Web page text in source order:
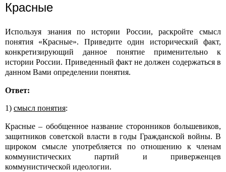
Красные
Используя знания по истории России, раскройте смысл
понятия «Красные». Приведите один исторический факт,
конкретизирующий данное понятие применительно к
истории России. Приведенный факт не должен содержаться в
данном Вами определении понятия.
Ответ:
1) смысл понятия:
Красные – обобщенное название сторонников большевиков,
защитников советской власти в годы Гражданской войны. В
щироком смысле употребляется по отношению к членам
коммунистических партий и приверженцев
коммунистической идеологии.